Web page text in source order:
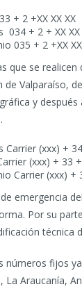
+ 2 +XX XX XX
034 + 2 + XX XX
035 + 2 +XX
que se
Valparaíso,
y
(xxx) +
(xxx) + 33 +
Carrier (xxx) +
emergencia
Por su
técnica
números fijos
Araucanía,